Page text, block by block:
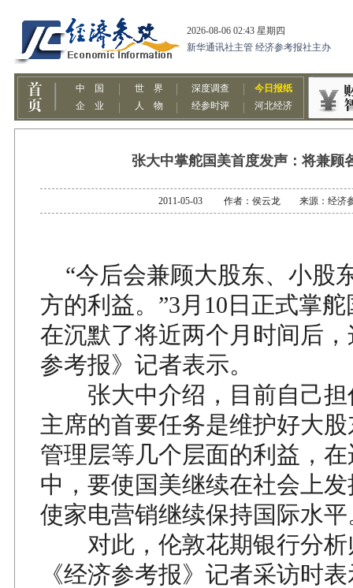
张大中掌舵国美首度发声：将兼顾
2011-05-03 作者：侯云龙 来源：经济
“今后会兼顾大股东、小股
方的利益。”3月10日正式掌
在沉默了将近两个月时间后
参考报》记者表示。
张大中介绍，目前自己担
主席的首要任务是维护好大
管理层等几个层面的利益，
中，要使国美继续在社会上
使家电营销继续保持国际水平
对此，伦敦花期银行分析
《经济参考报》记者采访时